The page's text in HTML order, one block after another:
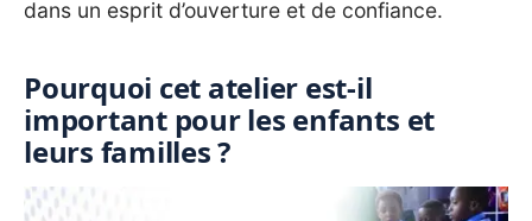
dans un esprit d’ouverture et de confiance.
Pourquoi cet atelier est-il
important pour les enfants et
leurs familles ?